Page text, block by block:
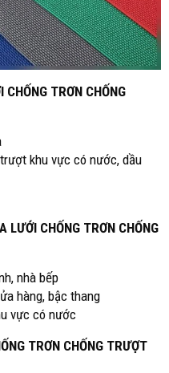
TRƠN CHỐNG
khu vực có nước, dầu
CHỐNG TRƠN CHỐNG
nhà bếp
hàng, bậc thang
vực có nước
TRƠN CHỐNG TRƯỢT